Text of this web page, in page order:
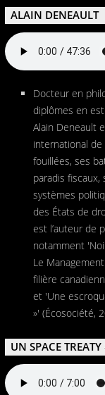
ALAIN DENEAULT
Docteur en
diplômes en
Alain Deneault
international
fouillées, ses
paradis fiscaux,
systèmes
des États de
est l’auteur de
notamment
Le
filière
et 'Une
»' (Écosociété,
UN SPACE